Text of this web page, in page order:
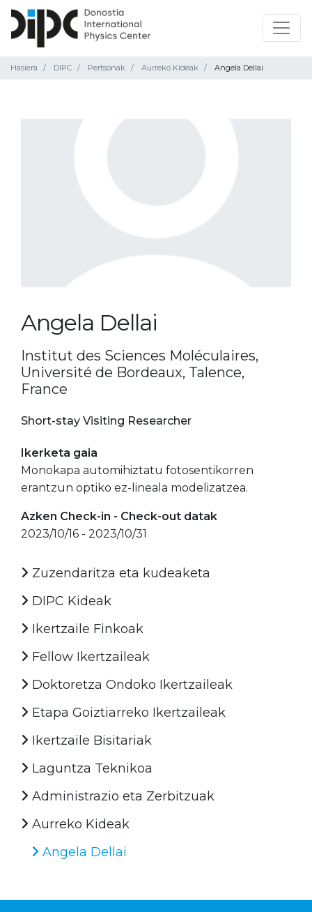
Hasiera DIPC Pertsonak Aurreko Kideak Angela Dellai
Angela Dellai
Institut des Sciences Moléculaires,
Université de Bordeaux, Talence,
France
Short-stay Visiting Researcher
Ikerketa gaia
Monokapa automihiztatu fotosentikorren
erantzun optiko ez-lineala modelizatzea.
Azken Check-in - Check-out datak
2023/10/16 - 2023/10/31
Zuzendaritza eta kudeaketa
DIPC Kideak
Ikertzaile Finkoak
Fellow Ikertzaileak
Doktoretza Ondoko Ikertzaileak
Etapa Goiztiarreko Ikertzaileak
Ikertzaile Bisitariak
Laguntza Teknikoa
Administrazio eta Zerbitzuak
Aurreko Kideak
Angela Dellai